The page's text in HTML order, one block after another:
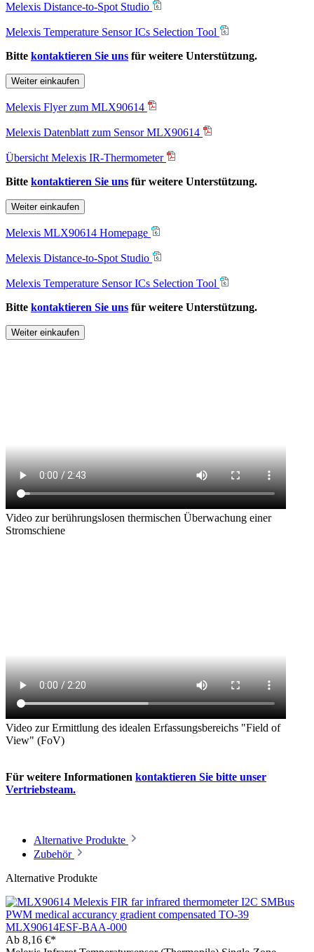
Melexis Distance-to-Spot Studio
Melexis Temperature Sensor ICs Selection Tool
Bitte kontaktieren Sie uns für weitere Unterstützung.
Weiter einkaufen
Melexis Flyer zum MLX90614
Melexis Datenblatt zum Sensor MLX90614
Übersicht Melexis IR-Thermometer
Bitte kontaktieren Sie uns für weitere Unterstützung.
Weiter einkaufen
Melexis MLX90614 Homepage
Melexis Distance-to-Spot Studio
Melexis Temperature Sensor ICs Selection Tool
Bitte kontaktieren Sie uns für weitere Unterstützung.
Weiter einkaufen
Video zur berührungslosen thermischen Überwachung einer
Stromschiene
Video zur Ermittlung des idealen Erfassungsbereichs "Field of
View" (FoV)
Für weitere Informationen kontaktieren Sie bitte unser
Vertriebsteam.
Alternative Produkte
Zubehör
Alternative Produkte
MLX90614ESF-BAA-000
Ab 8,16 €*